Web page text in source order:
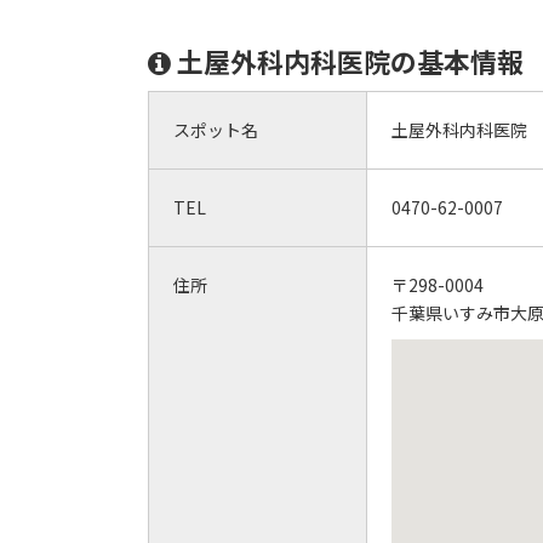
土屋外科内科医院の基本情報
スポット名 土屋外科内科医院
TEL 0470-62-0007
住所
〒298-0004
千葉県いすみ市大